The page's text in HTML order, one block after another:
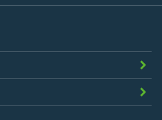
ティープランに設定
にあてはまっている
書が必要なパーティ
てはまっており且つ